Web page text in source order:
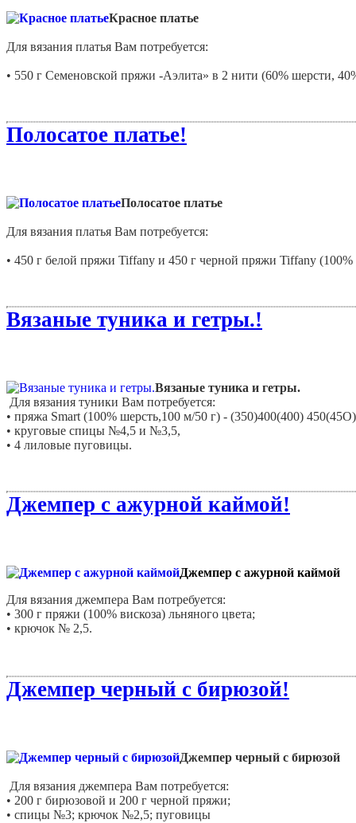
Красное платье
Для вязания платья Вам потребуется:
• 550 г Семеновской пряжи -Аэлита» в 2 нити (60% шерсти,
Полосатое платье!
Полосатое платье
Для вязания платья Вам потребуется:
• 450 г белой пряжи Tiffany и 450 г черной пряжи Tiffany
Вязаные туника и гетры.!
Вязаные туника и гетры.
Для вязания туники Вам потребуется:
• пряжа Smart (100% шерсть,100 м/50 г) - (350)400(400)
• круговые спицы №4,5 и №3,5,
• 4 лиловые пуговицы.
Джемпер с ажурной каймой!
Джемпер с ажурной каймой
Для вязания джемпера Вам потребуется:
• 300 г пряжи (100% вискоза) льняного цвета;
• крючок № 2,5.
Джемпер черный с бирюзой!
Джемпер черный с бирюзой
Для вязания джемпера Вам потребуется:
• 200 г бирюзовой и 200 г черной пряжи;
• спицы №3; крючок №2,5; пуговицы